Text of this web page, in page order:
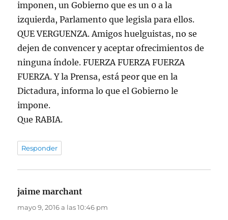
imponen, un Gobierno que es un 0 a la
izquierda, Parlamento que legisla para ellos.
QUE VERGUENZA. Amigos huelguistas, no se
dejen de convencer y aceptar ofrecimientos de
ninguna índole. FUERZA FUERZA FUERZA
FUERZA. Y la Prensa, está peor que en la
Dictadura, informa lo que el Gobierno le
impone.
Que RABIA.
Responder
jaime marchant
mayo 9, 2016 a las 10:46 pm